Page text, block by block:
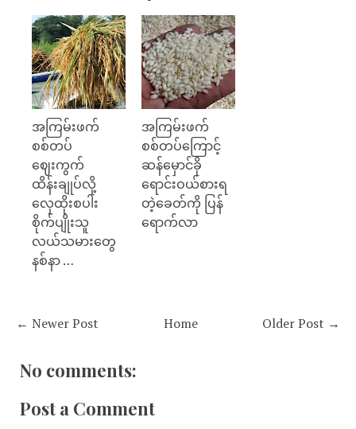
အကြမ်းဖက်
စစ်တပ်
ဈေးကွက်
ထိန်းချုပ်လို့
လှေထိုးစပါး
စိုက်ပျိုးသူ
လယ်သမားတွေ
နစ်နာ …
အကြမ်းဖက်
စစ်တပ်ကြောင့်
ဆန်မှောင်ခို
ရောင်းဝယ်စားရ
တဲ့ခေတ်ကို ပြန်
ရောက်လာ
← Newer Post Older Post →
Home
No comments:
Post a Comment